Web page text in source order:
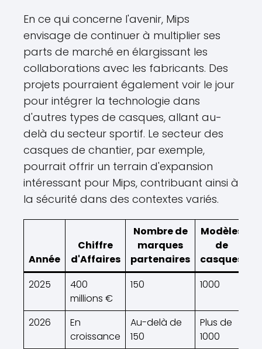
En ce qui concerne l'avenir, Mips
envisage de continuer à multiplier ses
parts de marché en élargissant les
collaborations avec les fabricants. Des
projets pourraient également voir le jour
pour intégrer la technologie dans
d'autres types de casques, allant au-
delà du secteur sportif. Le secteur des
casques de chantier, par exemple,
pourrait offrir un terrain d'expansion
intéressant pour Mips, contribuant ainsi à
la sécurité dans des contextes variés.
Année
Chiffre
d'Affaires
Nombre de
marques
partenaires
Modèles
de
casques
2025
400
millions €
150 1000
2026
En
croissance
Au-delà de
150
Plus de
1000